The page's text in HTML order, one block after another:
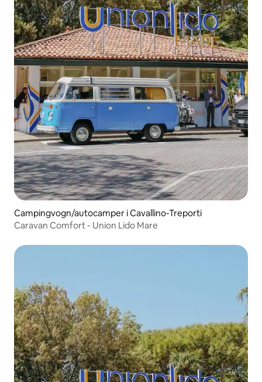
Campingvogn/autocamper i Cavallino-Treporti
Caravan Comfort - Union Lido Mare